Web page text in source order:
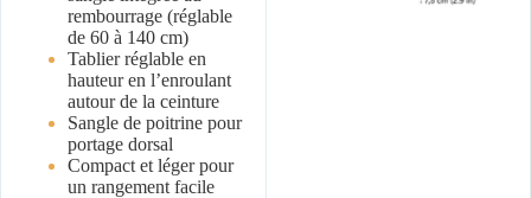
rembourrage (réglable
de 60 à 140 cm)
Tablier réglable en
hauteur en l’enroulant
autour de la ceinture
Sangle de poitrine pour
portage dorsal
Compact et léger pour
un rangement facile